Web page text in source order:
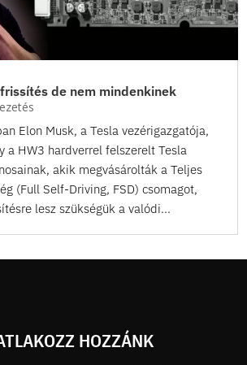
de nem mindenkinek
Elon Musk, a Tesla vezérigazgatója,
a HW3 hardverrel felszerelt Tesla
akik megvásárolták a Teljes
(Full Self-Driving, FSD) csomagot,
lesz szükségük a valódi...
HOZZÁNK